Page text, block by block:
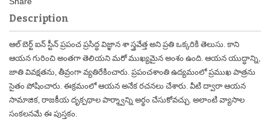
Description
ఆల్ బెర్ట్ ఐన్ స్టీన్ ప్రపంచ ప్రసిద్ధ విజ్ఞాన శా స్త్రవేత్త అని ప్రతి ఒక్కరికి తెలుసు. కాని
ఆయన గురించి అంతగా తెలియని మరో ముఖ్యమైన అంశం ఉంది. ఆయన యుద్ధాన్ని,
జాతి వివక్షతను, తీవ్రంగా వ్యతిరేకించారు. ప్రపంచశాంతి ఉద్యమంలో ప్రముఖ పాత్రను
సైతం పోషించారు. ఈక్రమంలో ఆయన అనేక రచనలు చేశారు. వీటి ద్వారా ఆయన
సామాజిక, రాజకీయ దృక్పథాల పార్శ్వాన్ని అర్థం చేసుకోవచ్చు. అలాంటి వ్యాసాల
సంకలనమే ఈ పుస్తకం.